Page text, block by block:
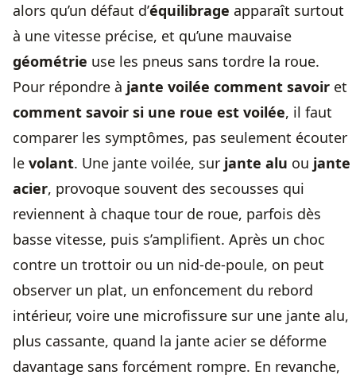
alors qu’un défaut d’équilibrage apparaît surtout
à une vitesse précise, et qu’une mauvaise
géométrie use les pneus sans tordre la roue.
Pour répondre à jante voilée comment savoir et
comment savoir si une roue est voilée, il faut
comparer les symptômes, pas seulement écouter
le volant. Une jante voilée, sur jante alu ou jante
acier, provoque souvent des secousses qui
reviennent à chaque tour de roue, parfois dès
basse vitesse, puis s’amplifient. Après un choc
contre un trottoir ou un nid-de-poule, on peut
observer un plat, un enfoncement du rebord
intérieur, voire une microfissure sur une jante alu,
plus cassante, quand la jante acier se déforme
davantage sans forcément rompre. En revanche,